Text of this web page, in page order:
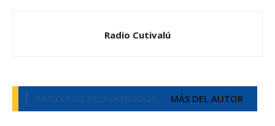
Radio Cutivalú
ARTÍCULOS RELACIONADOS MÁS DEL AUTOR